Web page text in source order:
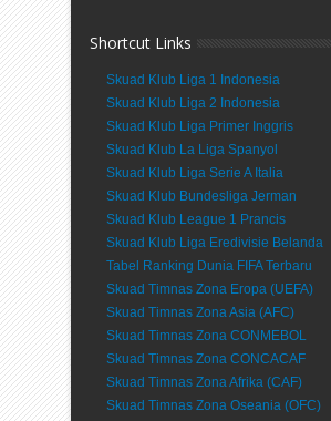
Shortcut Links
Skuad Klub Liga 1 Indonesia
Skuad Klub Liga 2 Indonesia
Skuad Klub Liga Primer Inggris
Skuad Klub La Liga Spanyol
Skuad Klub Liga Serie A Italia
Skuad Klub Bundesliga Jerman
Skuad Klub League 1 Prancis
Skuad Klub Liga Eredivisie Belanda
Tabel Ranking Dunia FIFA Terbaru
Skuad Timnas Zona Eropa (UEFA)
Skuad Timnas Zona Asia (AFC)
Skuad Timnas Zona CONMEBOL
Skuad Timnas Zona CONCACAF
Skuad Timnas Zona Afrika (CAF)
Skuad Timnas Zona Oseania (OFC)